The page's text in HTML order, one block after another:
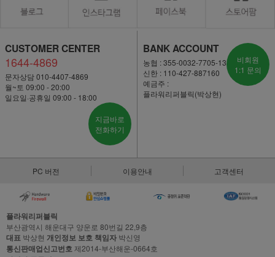
CUSTOMER CENTER
1644-4869
문자상담 010-4407-4869
월~토 09:00 - 20:00
일요일·공휴일 09:00 - 18:00
지금바로
전화하기
BANK ACCOUNT
농협 : 355-0032-7705-13
신한 : 110-427-887160
예금주 :
플라워리퍼블릭(박상현)
비회원
1:1 문의
PC 버전 이용안내 고객센터
플라워리퍼블릭
부산광역시 해운대구 양운로 80번길 22,9층
대표 박상현 개인정보 보호 책임자 박신영
통신판매업신고번호제2014-부산해운-0664호